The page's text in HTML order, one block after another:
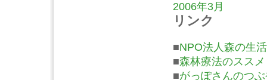
2006年3月
リンク
■NPO法人森の生活
■森林療法のススメ
■がっぽさんのつ